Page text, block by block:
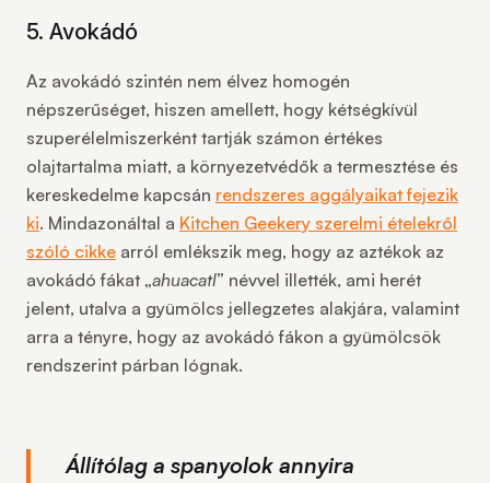
5. Avokádó
Az avokádó szintén nem élvez homogén
népszerűséget, hiszen amellett, hogy kétségkívül
szuperélelmiszerként tartják számon értékes
olajtartalma miatt, a környezetvédők a termesztése és
kereskedelme kapcsán rendszeres aggályaikat fejezik
ki. Mindazonáltal a Kitchen Geekery szerelmi ételekről
szóló cikke arról emlékszik meg, hogy az aztékok az
avokádó fákat „ahuacatl” névvel illették, ami herét
jelent, utalva a gyümölcs jellegzetes alakjára, valamint
arra a tényre, hogy az avokádó fákon a gyümölcsök
rendszerint párban lógnak.
Állítólag a spanyolok annyira